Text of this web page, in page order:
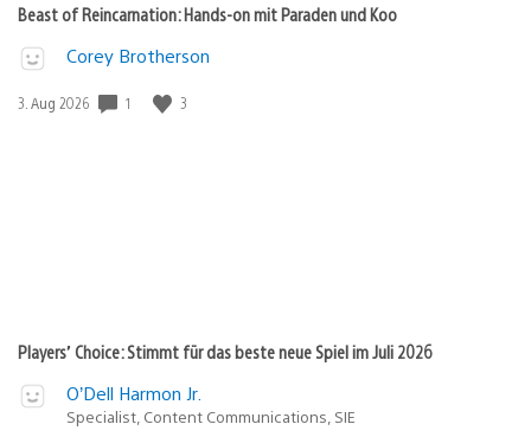
Beast of Reincarnation: Hands-on mit Paraden und Koo
Corey Brotherson
Veröffentlichungsdatum:
3. Aug 2026 1 3
Players’ Choice: Stimmt für das beste neue Spiel im Juli 2026
O’Dell Harmon Jr.
Specialist, Content Communications, SIE